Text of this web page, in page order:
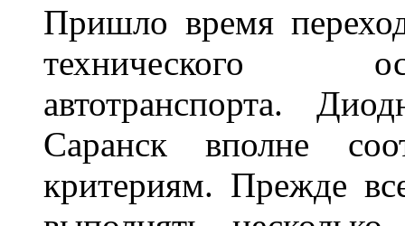
Пришло время
технического
автотранспорта.
Саранск вполне
критериям. Прежде